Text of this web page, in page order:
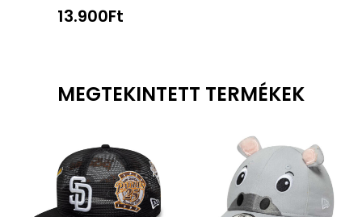
13.900Ft
MEGTEKINTETT TERMÉKEK